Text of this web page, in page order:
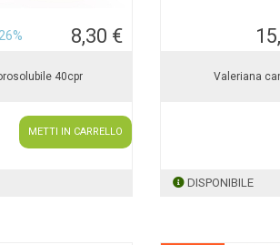
8,30 €
40cpr
METTI IN CARRELLO
Valeriana
DISPONIBILE